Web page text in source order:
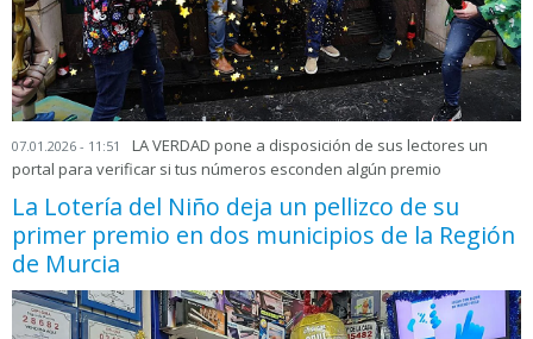
07.01.2026 - 11:51
LA VERDAD pone a disposición de sus lectores un
portal para verificar si tus números esconden algún premio
La Lotería del Niño deja un pellizco de su
primer premio en dos municipios de la Región
de Murcia